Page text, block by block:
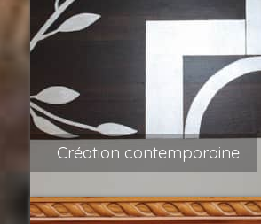
Création contemporaine